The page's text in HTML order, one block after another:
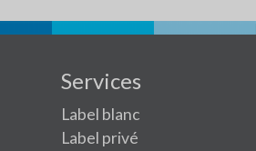
Services
Label blanc
Label privé